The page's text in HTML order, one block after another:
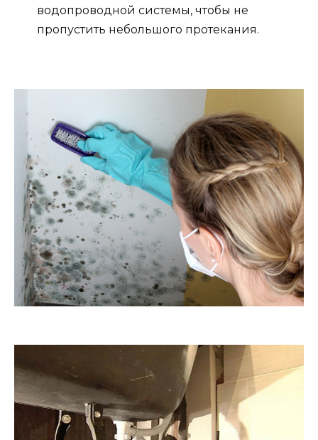
водопроводной системы, чтобы не
пропустить небольшого протекания.